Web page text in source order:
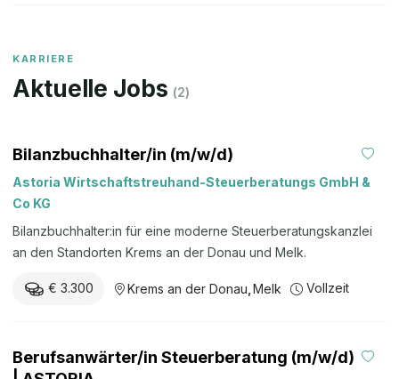
KARRIERE
Aktuelle Jobs (2)
Bilanzbuchhalter/in (m/w/d)
Astoria Wirtschaftstreuhand-Steuerberatungs GmbH &
Co KG
Bilanzbuchhalter:in für eine moderne Steuerberatungskanzlei
an den Standorten Krems an der Donau und Melk.
€ 3.300 Krems an der Donau Melk Vollzeit
Berufsanwärter/in Steuerberatung (m/w/d)